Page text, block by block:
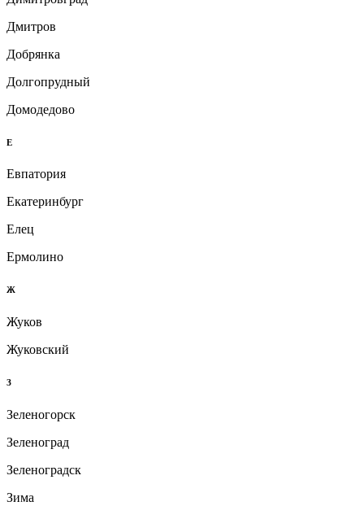
Дмитров
Добрянка
Долгопрудный
Домодедово
Е
Евпатория
Екатеринбург
Елец
Ермолино
Ж
Жуков
Жуковский
З
Зеленогорск
Зеленоград
Зеленоградск
Зима